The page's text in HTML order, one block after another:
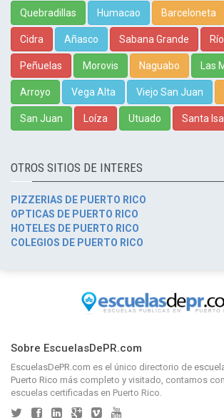
Quebradillas Humacao Barceloneta
Cidra Añasco Sabana Grande
Peñuelas Morovis Naguabo Las
Arroyo Vega Alta Viejo San Juan
San Juan Loíza Utuado Santa
OTROS SITIOS DE INTERES
PIZZERIAS DE PUERTO RICO
OPTICAS DE PUERTO RICO
HOTELES DE PUERTO RICO
COLEGIOS DE PUERTO RICO
Sobre EscuelasDePR.com
EscuelasDePR.com es el único directorio de
Puerto Rico más completo y visitado, contamos
escuelas certificadas en Puerto Rico.